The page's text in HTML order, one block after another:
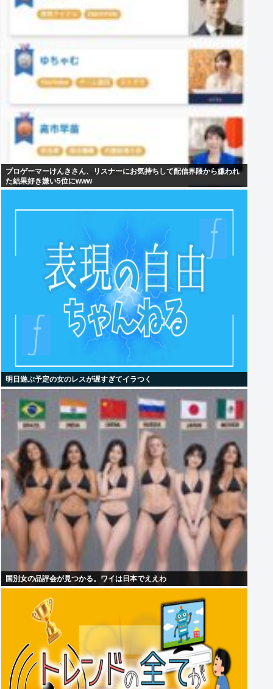
プロゲーマーけんきさん、リスナーにお気持ちして配信界隈から嫌われ
た結果好き嫌い5位にwww
明日遊ぶ予定の女のレスが遅すぎてイラつく
国別女の品評会が見つかる。ワイは日本でええわ